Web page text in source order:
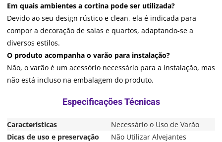
Em quais ambientes a cortina pode ser utilizada?
Devido ao seu design rústico e clean, ela é indicada para
compor a decoração de salas e quartos, adaptando-se a
diversos estilos.
O produto acompanha o varão para instalação?
Não, o varão é um acessório necessário para a instalação, mas
não está incluso na embalagem do produto.
Características
Necessário o Uso de Varão
Dicas de uso e preservação
Não Utilizar Alvejantes